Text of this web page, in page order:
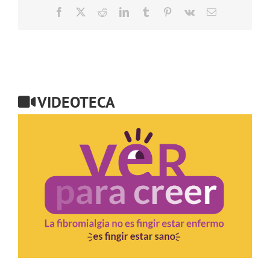
Facebook RedditLinkedInTumblr Pinterest
Vk
Correo
VIDEOTECA